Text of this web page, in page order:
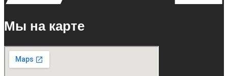
Мы на карте